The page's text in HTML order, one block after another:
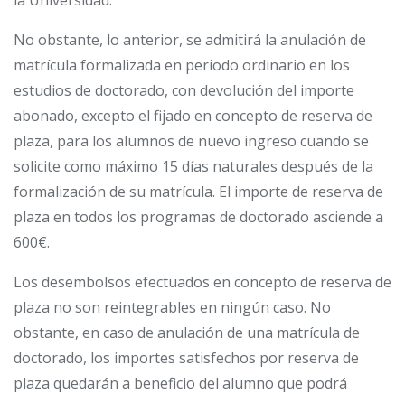
No obstante, lo anterior, se admitirá la anulación de
matrícula formalizada en periodo ordinario en los
estudios de doctorado, con devolución del importe
abonado, excepto el fijado en concepto de reserva de
plaza, para los alumnos de nuevo ingreso cuando se
solicite como máximo 15 días naturales después de la
formalización de su matrícula. El importe de reserva de
plaza en todos los programas de doctorado asciende a
600€.
Los desembolsos efectuados en concepto de reserva de
plaza no son reintegrables en ningún caso. No
obstante, en caso de anulación de una matrícula de
doctorado, los importes satisfechos por reserva de
plaza quedarán a beneficio del alumno que podrá